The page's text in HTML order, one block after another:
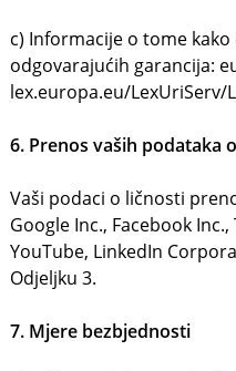
c) Informacije o tome
odgovarajućih garancija:
lex.europa.eu/LexUriServ/
6. Prenos vaših podataka
Vaši podaci o ličnosti
Google Inc., Facebook
YouTube, LinkedIn
Odjeljku 3.
7. Mjere bezbjednosti